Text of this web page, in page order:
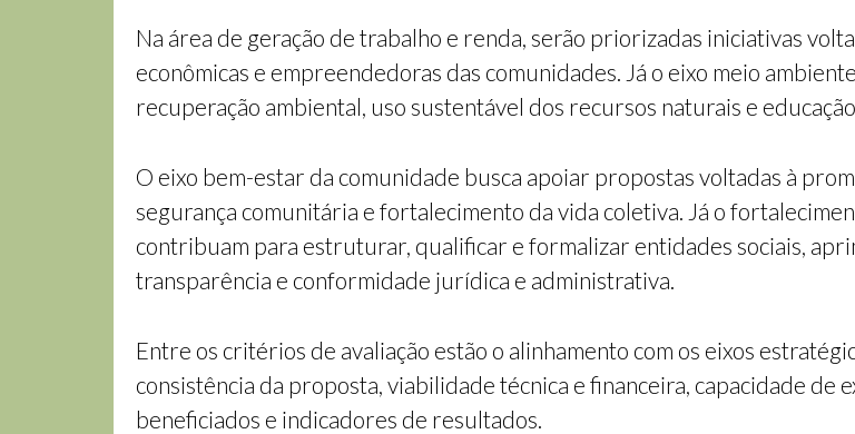
Na área de geração de trabalho e renda, serão priorizadas iniciativas
econômicas e empreendedoras das comunidades. Já o eixo meio
recuperação ambiental, uso sustentável dos recursos naturais e
O eixo bem-estar da comunidade busca apoiar propostas voltadas à
segurança comunitária e fortalecimento da vida coletiva. Já o
contribuam para estruturar, qualificar e formalizar entidades sociais,
transparência e conformidade jurídica e administrativa.
Entre os critérios de avaliação estão o alinhamento com os eixos
consistência da proposta, viabilidade técnica e financeira, capacidade de
beneficiados e indicadores de resultados.